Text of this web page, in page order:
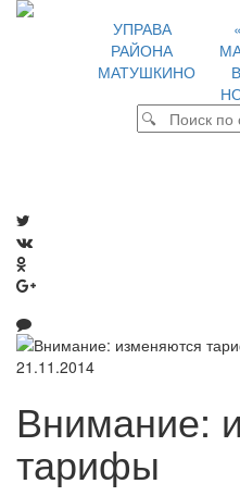
УПРАВА
РАЙОНА
МАТУШКИНО
21.11.2014
Внимание:
тарифы